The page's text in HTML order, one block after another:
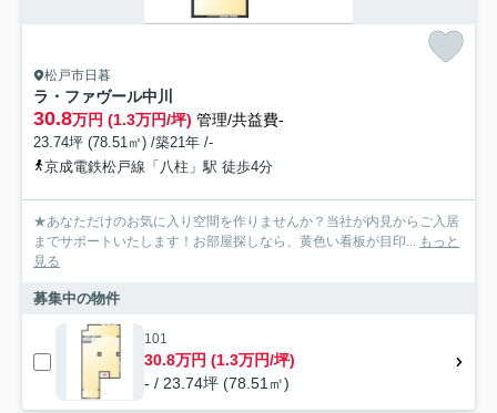
松戸市日暮
ラ・ファヴール中川
30.8万円 (1.3万円/坪) 管理/共益費-
23.74坪 (78.51㎡) /築21年 /-
京成電鉄松戸線「八柱」駅 徒歩4分
★あなただけのお気に入り空間を作りませんか？当社が内見からご入居
までサポートいたします！お部屋探しなら、黄色い看板が目印... もっと
見る
募集中の物件
101
30.8万円 (1.3万円/坪)
- / 23.74坪 (78.51㎡)